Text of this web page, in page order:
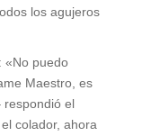
los agujeros
«No puedo
Maestro, es
respondió el
colador, ahora